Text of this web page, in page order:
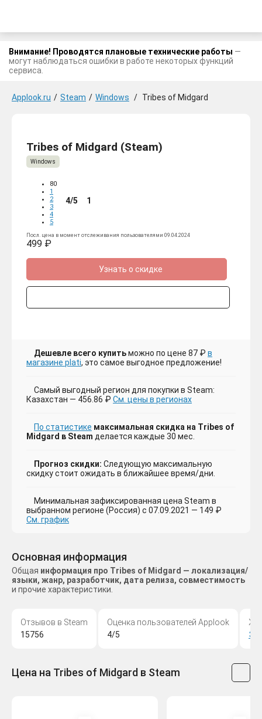
Внимание! Проводятся плановые технические работы —
могут наблюдаться ошибки в работе некоторых функций
сервиса.
Applook.ru / Steam / Windows / Tribes of Midgard
Tribes of Midgard (Steam)
Windows
80
1
2
3
4
5
4/5 1
Посл. цена в момент отслеживания пользователями 09.04.2024
499 ₽
Узнать о скидке
Дешевле всего купитьможно по цене 87 ₽ в
магазине plati, это самое выгодное предложение!
Самый выгодный регион для покупки в Steam:
Казахстан — 456.86 ₽ См. цены в регионах
По статистике максимальная скидка на Tribes of
Midgard в Steam делается каждые 30 мес.
Прогноз скидки: Следующую максимальную
скидку стоит ожидать в ближайшее время/дни.
Минимальная зафиксированная цена Steam в
выбранном регионе (Россия) с 07.09.2021 — 149 ₽
См. график
Основная информация
Общая информация про Tribes of Midgard — локализация/
языки, жанр, разработчик, дата релиза, совместимость
и прочие характеристики.
Отзывов в Steam
15756
Оценка пользователей Applook
4/5
Цена на Tribes of Midgard в Steam